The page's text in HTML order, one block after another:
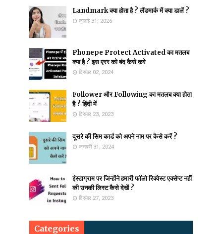
Landmark क्या होता है ? लैंडमार्क में क्या डालें ?
जुलाई 31, 2026
Phonepe Protect Activated का मतलब
क्या है ? इस एरर को बंद कैसे करे
दिसंबर 02, 2024
Follower और Following का मतलब क्या होता
है ? हिंदी में
दिसंबर 23, 2023
दूसरे की सिम कार्ड को अपने नाम पर कैसे करें ?
जनवरी 31, 2024
इंस्टाग्राम पर जिन्होंने हमारी फॉलो रिक्वेस्ट एक्सेप्ट नहीं
की उनकी लिस्ट कैसे देखें ?
दिसंबर 27, 2023
Categories